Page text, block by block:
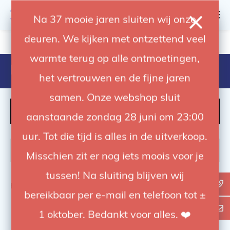
Na 37 mooie jaren sluiten wij onze
deuren. We kijken met ontzettend veel
warmte terug op alle ontmoetingen,
het vertrouwen en de fijne jaren
samen. Onze webshop sluit
aanstaande zondag 28 juni om 23:00
uur. Tot die tijd is alles in de uitverkoop.
Misschien zit er nog iets moois voor je
tussen! Na sluiting blijven wij
bereikbaar per e-mail en telefoon tot ±
1 oktober. Bedankt voor alles. ❤️
4.92 / 5 op trusted shops
Producten getagd met 126bsu
FILTER